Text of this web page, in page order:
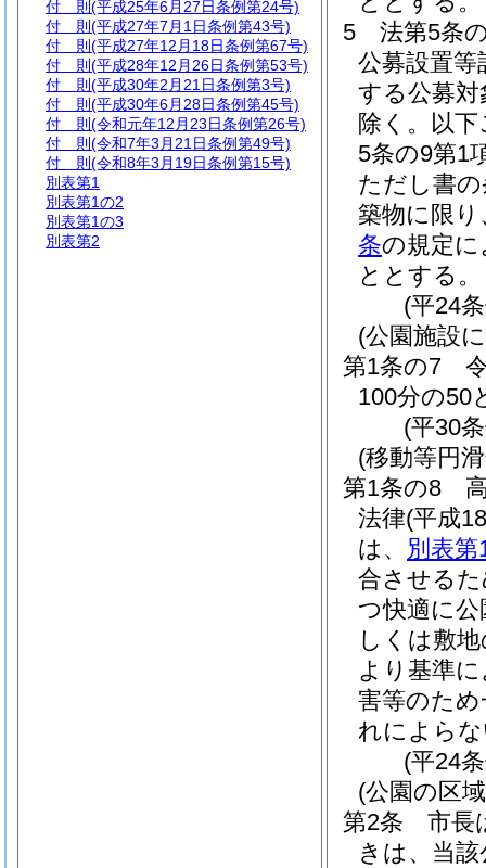
5
法第5条
公募設置等
する公募
除く。以
5条の9第1
ただし書
築物に限
条の規定
ととする。
(平24
(公園施設
第1条の7
100分の50
(平30
(移動等円
第1条の8
法律(平成
は、 別表第
合させる
つ快適に
しくは敷
より基準
害等のた
れによら
(平24
(公園の区
第2条
市長
きは、当
付 則 (平成25年6月27日条例第24号)
付 則 (平成27年7月1日条例第43号)
付 則 (平成27年12月18日条例第67号)
付 則 (平成28年12月26日条例第53号)
付 則 (平成30年2月21日条例第3号)
付 則 (平成30年6月28日条例第45号)
付 則 (令和元年12月23日条例第26号)
付 則 (令和7年3月21日条例第49号)
付 則 (令和8年3月19日条例第15号)
別表第1
別表第1の2
別表第1の3
別表第2